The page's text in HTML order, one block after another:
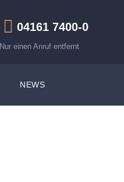
04161 7400-0
Nur einen Anruf entfernt
NEWS